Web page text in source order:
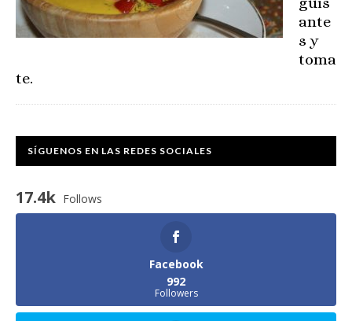
ante
s y
toma
te.
SÍGUENOS EN LAS REDES SOCIALES
17.4k Follows
Facebook
992
Followers